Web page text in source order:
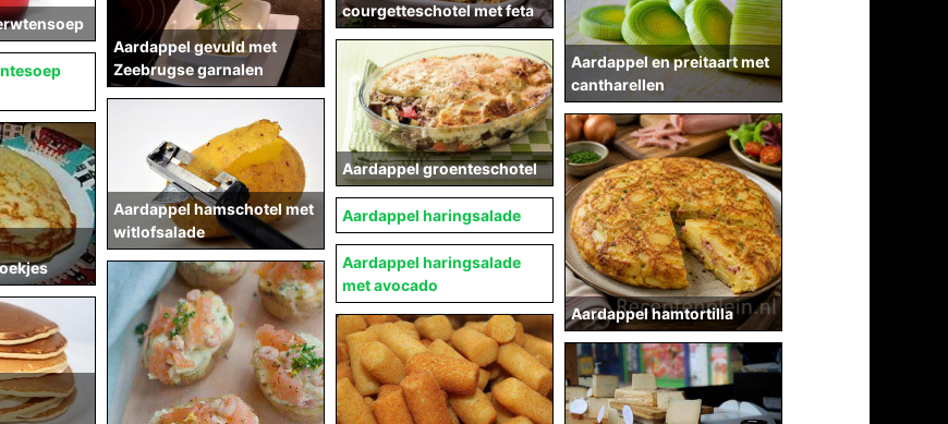
courgetteschotel met feta
Aardappel en preitaart met
cantharellen
Aardappel gevuld met
Zeebrugse garnalen
Aardappel groenteschotel
Aardappel hamschotel met
witlofsalade
Aardappel hamtortilla
Aardappel haringsalade
Aardappel haringsalade
met avocado